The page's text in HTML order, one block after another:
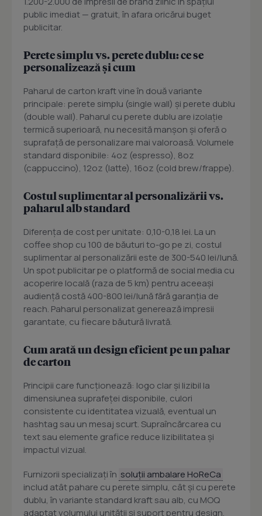
public imediat — gratuit, în afara oricărui buget
publicitar.
Perete simplu vs. perete dublu: ce se
personalizează și cum
Paharul de carton kraft vine în două variante
principale: perete simplu (single wall) și perete dublu
(double wall). Paharul cu perete dublu are izolație
termică superioară, nu necesită manșon și oferă o
suprafață de personalizare mai valoroasă. Volumele
standard disponibile: 4oz (espresso), 8oz
(cappuccino), 12oz (latte), 16oz (cold brew/frappe).
Costul suplimentar al personalizării vs.
paharul alb standard
Diferența de cost per unitate: 0,10-0,18 lei. La un
coffee shop cu 100 de băuturi to-go pe zi, costul
suplimentar al personalizării este de 300-540 lei/lună.
Un spot publicitar pe o platformă de social media cu
acoperire locală (raza de 5 km) pentru aceeași
audiență costă 400-800 lei/lună fără garanția de
reach. Paharul personalizat generează impresii
garantate, cu fiecare băutură livrată.
Cum arată un design eficient pe un pahar
de carton
Principii care funcționează: logo clar și lizibil la
dimensiunea suprafeței disponibile, culori
consistente cu identitatea vizuală, eventual un
hashtag sau un mesaj scurt. Supraîncărcarea cu
text sau elemente grafice reduce lizibilitatea și
impactul vizual.
Furnizorii specializați în soluții ambalare HoReCa
includ atât pahare cu perete simplu, cât și cu perete
dublu, în variante standard kraft sau alb, cu MOQ
adaptat volumului unității și suport pentru design.